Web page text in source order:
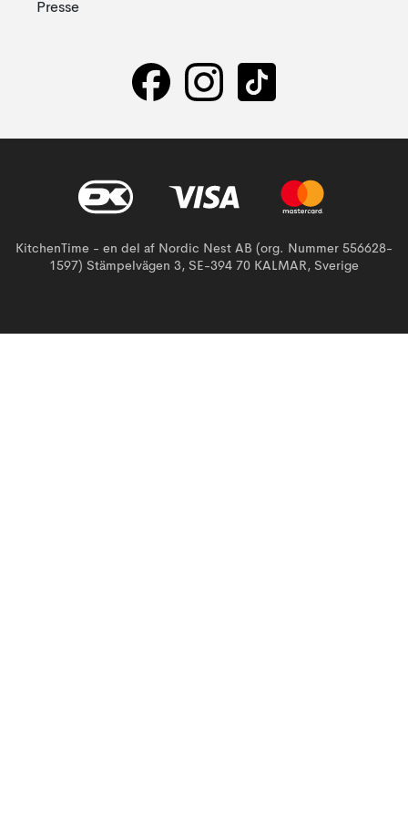
Presse
KitchenTime - en del af Nordic Nest AB (org. Nummer 556628-
1597) Stämpelvägen 3, SE-394 70 KALMAR, Sverige